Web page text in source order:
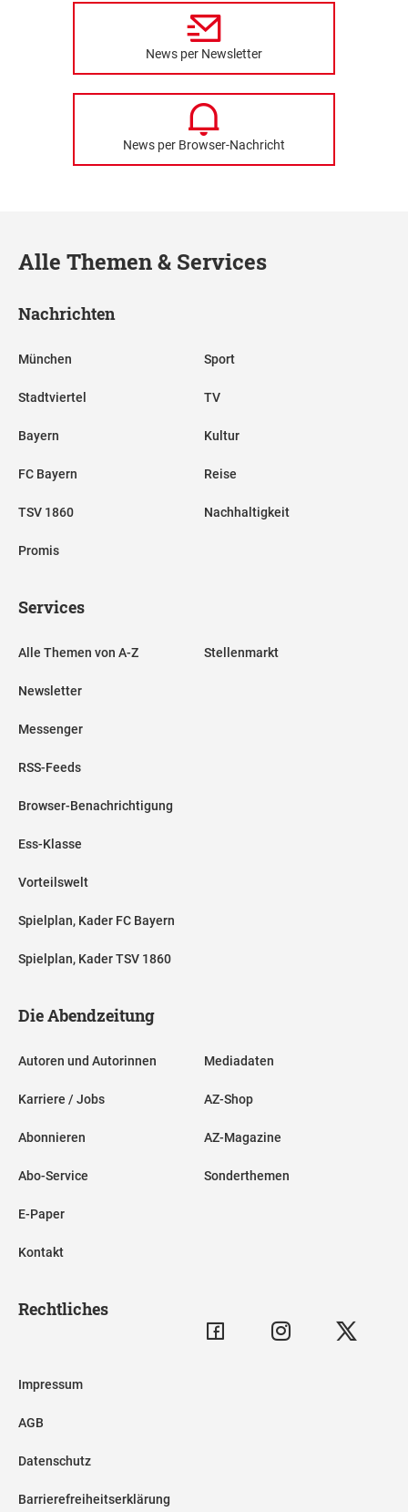
News per Newsletter
News per Browser-Nachricht
Alle Themen & Services
Nachrichten
München
Stadtviertel
Bayern
FC Bayern
TSV 1860
Promis
Sport
TV
Kultur
Reise
Nachhaltigkeit
Services
Alle Themen von A-Z
Newsletter
Messenger
RSS-Feeds
Browser-Benachrichtigung
Ess-Klasse
Vorteilswelt
Spielplan, Kader FC Bayern
Spielplan, Kader TSV 1860
Stellenmarkt
Die Abendzeitung
Autoren und Autorinnen
Karriere / Jobs
Abonnieren
Abo-Service
E-Paper
Kontakt
Mediadaten
AZ-Shop
AZ-Magazine
Sonderthemen
Rechtliches
Impressum
AGB
Datenschutz
Barrierefreiheitserklärung